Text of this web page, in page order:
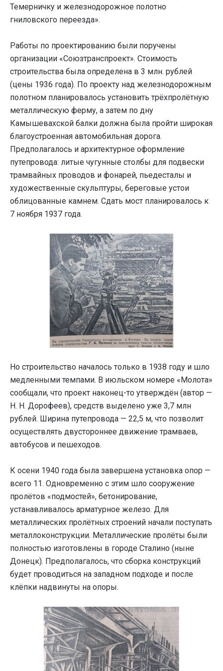
Темерничку и железнодорожное полотно
гниловского переезда».
Работы по проектированию были поручены
организации «Союзтранспроект». Стоимость
строительства была определена в 3 млн. рублей
(цены 1936 года). По проекту над железнодорожным
полотном планировалось установить трёхпролётную
металлическую ферму, а затем по дну
Камышевахской балки должна была пройти широкая
благоустроенная автомобильная дорога.
Предполагалось и архитектурное оформление
путепровода: литые чугунные столбы для подвески
трамвайных проводов и фонарей, пьедесталы и
художественные скульптуры, береговые устои
облицованные камнем. Сдать мост планировалось к
7 ноября 1937 года.
Но строительство началось только в 1938 году и шло
медленными темпами. В июльском номере «Молота»
сообщали, что проект наконец-то утверждён (автор —
Н. Н. Дорофеев), средств выделено уже 3,7 млн
рублей. Ширина путепровода — 22,5 м, что позволит
осуществлять двустороннее движение трамваев,
автобусов и пешеходов.
К осени 1940 года была завершена установка опор —
всего 11. Одновременно с этим шло сооружение
пролётов «подмостей», бетонирование,
устанавливалось арматурное железо. Для
металлических пролётных строений начали поступать
металлоконструкции. Металлические пролёты были
полностью изготовлены в городе Сталино (ныне
Донецк). Предполагалось, что сборка конструкций
будет проводиться на западном подходе и после
клёпки надвинуты на опоры.